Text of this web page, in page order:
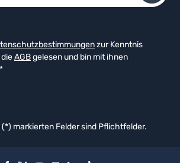
zur Kenntnis
AGBgelesen und bin mit ihnen
*
markierten Felder sind Pflichtfelder.